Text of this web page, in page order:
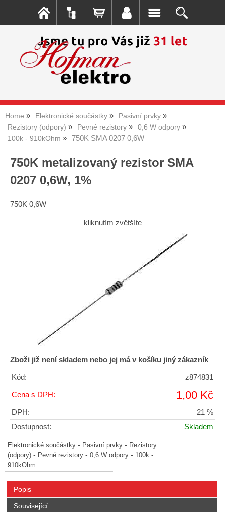
Home Elektronické součástky
Pasivní prvky
Rezistory (odpory)
Pevné rezistory
0,6 W odpory
100k - 910kOhm
750K SMA 0207 0,6W
750K metalizovaný rezistor SMA
0207 0,6W, 1%
750K 0,6W
kliknutím zvětšíte
Zboži již není skladem nebo jej má v košíku jiný zákazník
Kód: z874831
Cena s DPH: 1,00 Kč
DPH:
21 %
Dostupnost:
Skladem
Elektronické součástky - Pasivní prvky - Rezistory
(odpory) - Pevné rezistory - 0,6 W odpory - 100k -
910kOhm
Popis
Související